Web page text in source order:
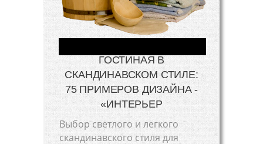
ГОСТИНАЯ В
СКАНДИНАВСКОМ СТИЛЕ:
75 ПРИМЕРОВ ДИЗАЙНА -
«ИНТЕРЬЕР
Выбор светлого и легкого
скандинавского стиля для